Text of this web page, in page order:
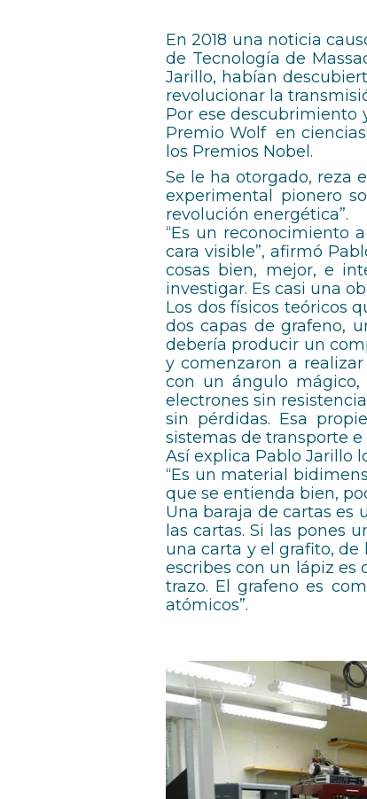
En 2018 una noticia
de Tecnología de
Jarillo, habían
revolucionar la
Por ese descubrimiento
Premio Wolf en
los Premios Nobel.
Se le ha otorgado, reza
experimental pionero
revolución energética”.
“Es un reconocimiento
cara visible”, afirmó
cosas bien, mejor, e
investigar. Es casi una
Los dos físicos teóricos
dos capas de grafeno,
debería producir un
y comenzaron a
con un ángulo mágico,
electrones sin
sin pérdidas. Esa
sistemas de transporte
Así explica Pablo Jarillo
“Es un material
que se entienda bien,
Una baraja de cartas
las cartas. Si las pones
una carta y el grafito,
escribes con un lápiz es
trazo. El grafeno es
atómicos”.